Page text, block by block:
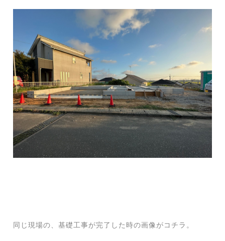
同じ現場の、基礎工事が完了した時の画像がコチラ。